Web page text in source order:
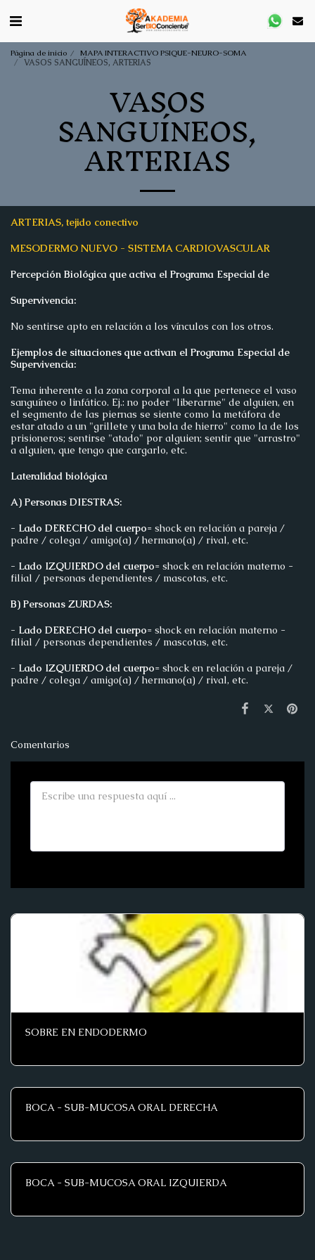
Página de inicio
MAPA INTERACTIVO PSIQUE-NEURO-SOMA
VASOS SANGUÍNEOS, ARTERIAS
VASOS
SANGUÍNEOS,
ARTERIAS
ARTERIAS, tejido conectivo
MESODERMO NUEVO - SISTEMA CARDIOVASCULAR
Percepción Biológica que activa el Programa Especial de
Supervivencia:
No sentirse apto en relación a los vínculos con los otros.
Ejemplos de situaciones que activan el Programa Especial de
Supervivencia:
Tema inherente a la zona corporal a la que pertenece el vaso
sanguíneo o linfático. Ej.: no poder "liberarme" de alguien, en
el segmento de las piernas se siente como la metáfora de
estar atado a un "grillete y una bola de hierro" como la de los
prisioneros; sentirse "atado" por alguien; sentir que "arrastro"
a alguien, que tengo que cargarlo, etc.
Lateralidad biológica
A) Personas DIESTRAS:
- Lado DERECHO del cuerpo= shock en relación a pareja /
padre / colega / amigo(a) / hermano(a) / rival, etc.
- Lado IZQUIERDO del cuerpo= shock en relación materno -
filial / personas dependientes / mascotas, etc.
B) Personas ZURDAS:
- Lado DERECHO del cuerpo= shock en relación materno -
filial / personas dependientes / mascotas, etc.
- Lado IZQUIERDO del cuerpo= shock en relación a pareja /
padre / colega / amigo(a) / hermano(a) / rival, etc.
Comentarios
SOBRE EN ENDODERMO
BOCA - SUB-MUCOSA ORAL DERECHA
BOCA - SUB-MUCOSA ORAL IZQUIERDA